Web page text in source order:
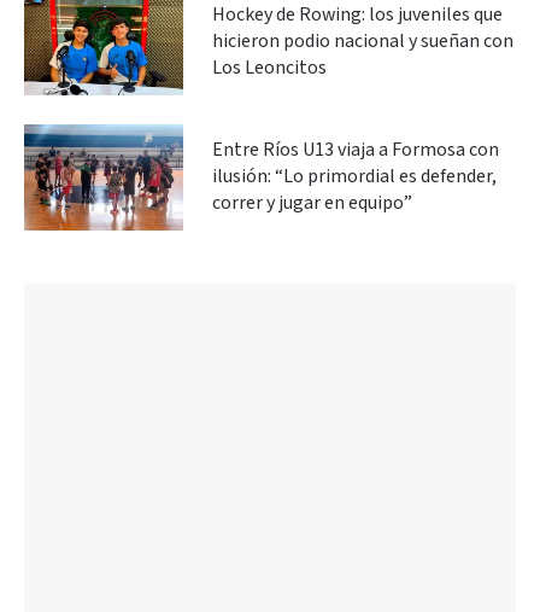
Hockey de Rowing: los juveniles que
hicieron podio nacional y sueñan con
Los Leoncitos
Entre Ríos U13 viaja a Formosa con
ilusión: “Lo primordial es defender,
correr y jugar en equipo”